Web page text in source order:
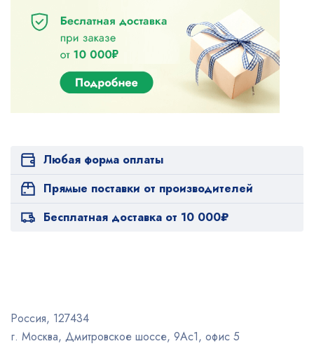
Любая форма оплаты
Прямые поставки от производителей
Бесплатная доставка от 10 000₽
Россия, 127434
г. Москва, Дмитровское шоссе, 9Ас1, офис 5